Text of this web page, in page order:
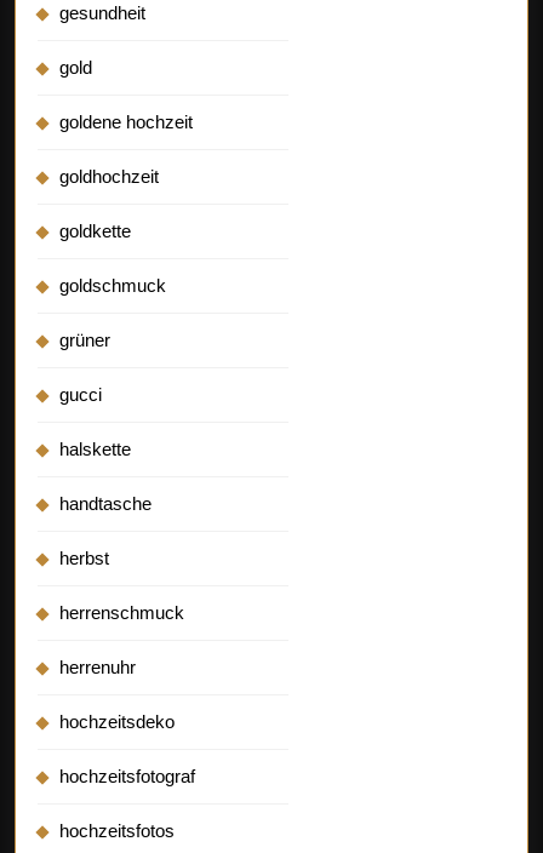
gesundheit
gold
goldene hochzeit
goldhochzeit
goldkette
goldschmuck
grüner
gucci
halskette
handtasche
herbst
herrenschmuck
herrenuhr
hochzeitsdeko
hochzeitsfotograf
hochzeitsfotos